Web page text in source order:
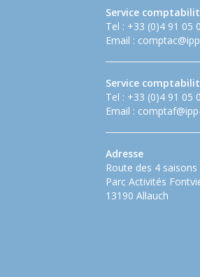
Service
Tel : +33 (0)4 91 05
Email :
Service
Tel : +33 (0)4 91 05
Email :
Adresse
Route des 4
Parc Activités
13190 Allauch